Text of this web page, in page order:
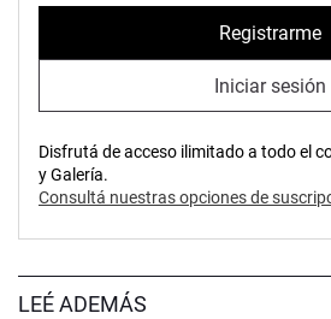
Registrarme
Iniciar sesión
Disfrutá de acceso ilimitado a todo el
y Galería.
Consultá nuestras opciones de
LEÉ ADEMÁS